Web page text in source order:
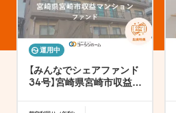
運用中
【みんなでシェアファンド
34号】宮崎県宮崎市収益マ